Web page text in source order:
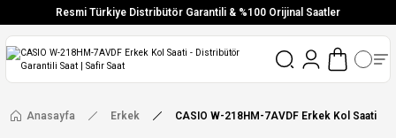
Resmi Türkiye Distribütör Garantili & %100 Orijinal Saatler
Vade Farksız 6 Taksit
Ücretsiz Kargo
Anasayfa Erkek CASIO W-218HM-7AVDF Erkek Kol Saati